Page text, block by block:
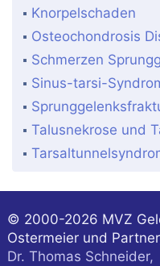
Knorpelschaden
Osteochondrosis
Schmerzen
Sinus-tarsi-
Talusnekrose und
© 2000-2026 MVZ
Ostermeier und
Dr. Thomas Schneider,